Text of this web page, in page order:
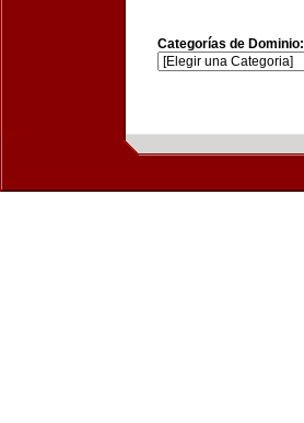
Categorías de Dominio: